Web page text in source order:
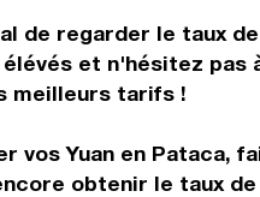
de regarder le taux
et n'hésitez pas
meilleurs tarifs !
vos Yuan en Pataca,
obtenir le taux